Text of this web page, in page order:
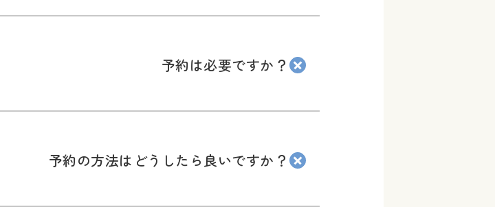
予約は必要ですか？
予約の方法はどうしたら良いですか？